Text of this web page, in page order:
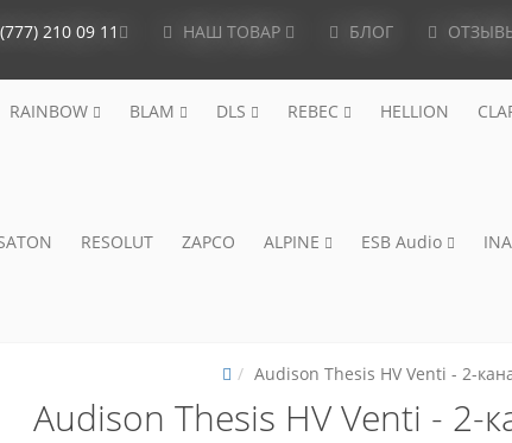
210 09 11 НАШ ТОВАР БЛОГ
RAINBOW BLAM DLS REBEC HELLION
RESOLUT ZAPCO ALPINE ESB Audio
Audison Thesis HV Venti - 2-
Audison Thesis HV Venti - 2-